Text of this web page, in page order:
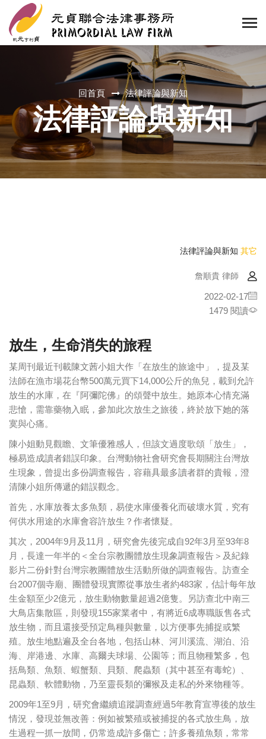
回首頁 法律評論與新知
法律評論與新知
法律評論與新知 其它
詹順貴 律師
2022-02-17
1479 閱讀
放生，生命消失的旅程
某周刊最近刊載陳文茜小姐大作「在放生的旅途中」，提及某
法師在漁市場花台幣500萬元買下14,000公斤的魚兒，載到允許
放生的水庫，在『阿彌陀佛』的頌聲中放生。她原本心情充滿
悲愴，需靠藥物入眠，參加此次放生之旅後，終於放下她的落
寞與心痛。
陳小姐動見觀瞻、文筆優雅感人，但該文過度歌頌「放生」，
極易造成讀者錯誤印象。台灣動物社會研究會長期關注台灣放
生現象，曾提出多份調查報告，容藉具最多讀者群的貴報，澄
清陳小姐所傳遞的錯誤觀念。
首先，水庫放養太多魚類，易使水庫優養化而破壞水質，究有
何供水用途的水庫會容許放生？作者懷疑。
其次，2004年9月及11月，研究會先後完成自92年3月至93年8
月，長達一年半的＜全台宗教團體放生現象調查報告＞及紀錄
影片二份針對台灣宗教團體放生活動所做的調查報告。訪查全
台2007個寺廟、團體發現實際從事放生者約483家，估計每年放
生金額至少2億元，放生動物數量超過2億隻。另訪查北中南三
大鳥店集散區，則發現155家業者中，有將近6成專職販售各式
放生物，而且還接受預定鳥種與數量，以方便事先捕捉或繁
殖。放生地點遍及全台各地，包括山林、河川溪流、湖泊、沿
海、岸港邊、水庫、高爾夫球場、公園等；而且物種繁多，包
括鳥類、魚類、蝦蟹類、貝類、爬蟲類（其中甚至有毒蛇）、
昆蟲類、軟體動物，乃至靈長類的彌猴及走私的外來物種等。
2009年1至9月，研究會繼續追蹤調查經過5年教育宣導後的放生
情況，發現並無改善：例如被繁殖或被捕捉的各式放生鳥，放
生過程一抓一放間，仍常造成許多傷亡；許多養殖魚類，常常